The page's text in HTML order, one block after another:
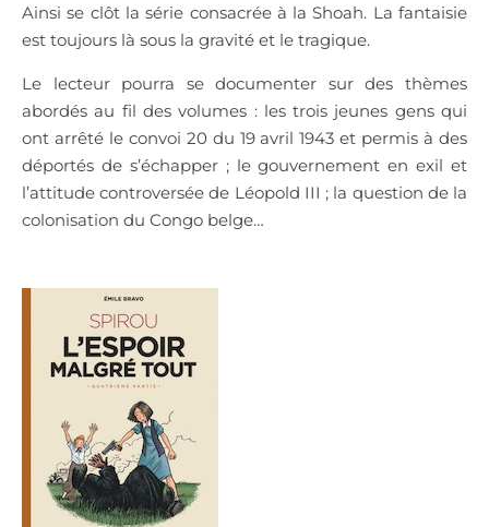
Ainsi se clôt la série consacrée à la Shoah. La fantaisie
est toujours là sous la gravité et le tragique.
Le lecteur pourra se documenter sur des thèmes
abordés au fil des volumes : les trois jeunes gens qui
ont arrêté le convoi 20 du 19 avril 1943 et permis à des
déportés de s’échapper ; le gouvernement en exil et
l’attitude controversée de Léopold III ; la question de la
colonisation du Congo belge…